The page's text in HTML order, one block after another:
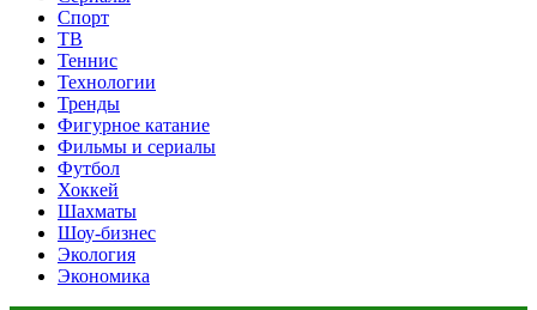
Спорт
ТВ
Теннис
Технологии
Тренды
Фигурное катание
Фильмы и сериалы
Футбол
Хоккей
Шахматы
Шоу-бизнес
Экология
Экономика